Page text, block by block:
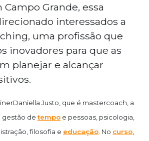
Grande, essa
interessados a
uma profissão que
inovadores para que as
planejar e alcançar
Daniella Justo, que é mastercoach , a
gestão detempo e pessoas, psicologia,
filosofia e educação . No curso